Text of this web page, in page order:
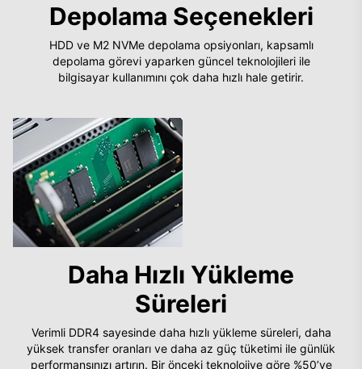
Depolama Seçenekleri
HDD ve M2 NVMe depolama opsiyonları, kapsamlı
depolama görevi yaparken güncel teknolojileri ile
bilgisayar kullanımını çok daha hızlı hale getirir.
Daha Hızlı Yükleme
Süreleri
Verimli DDR4 sayesinde daha hızlı yükleme süreleri, daha
yüksek transfer oranları ve daha az güç tüketimi ile günlük
performansınızı artırın. Bir önceki teknolojiye göre %50’ye